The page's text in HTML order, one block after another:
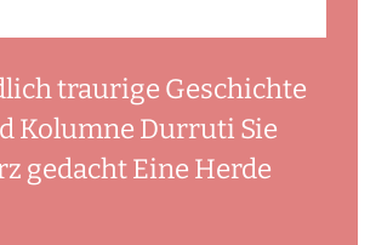
traurige Geschichte
Kolumne Durruti Sie
gedacht Eine Herde